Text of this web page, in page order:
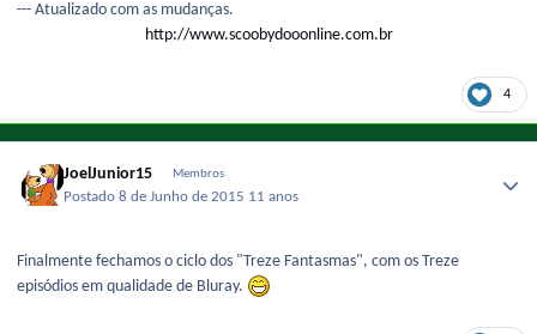
--- Atualizado com as mudanças.
http://www.scoobydooonline.com.br
4
JoelJunior15 Membros
Postado8 de Junho de 2015 11 anos
Finalmente fechamos o ciclo dos "Treze Fantasmas", com os Treze
episódios em qualidade de Bluray.